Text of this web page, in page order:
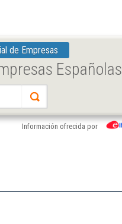
de Empresas
Españolas
Información ofrecida por